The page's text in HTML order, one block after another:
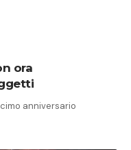
ora
anniversario